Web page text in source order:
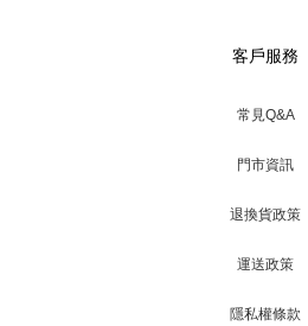
客戶服務
常見Q&A
門市資訊
退換貨政策
運送政策
隱私權條款